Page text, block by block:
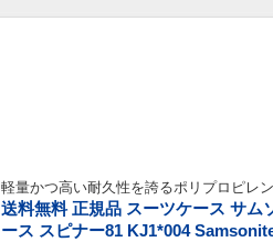
軽量かつ高い耐久性を誇るポリプロピレ
送料無料 正規品 スーツケース サム
ース スピナー81 KJ1*004